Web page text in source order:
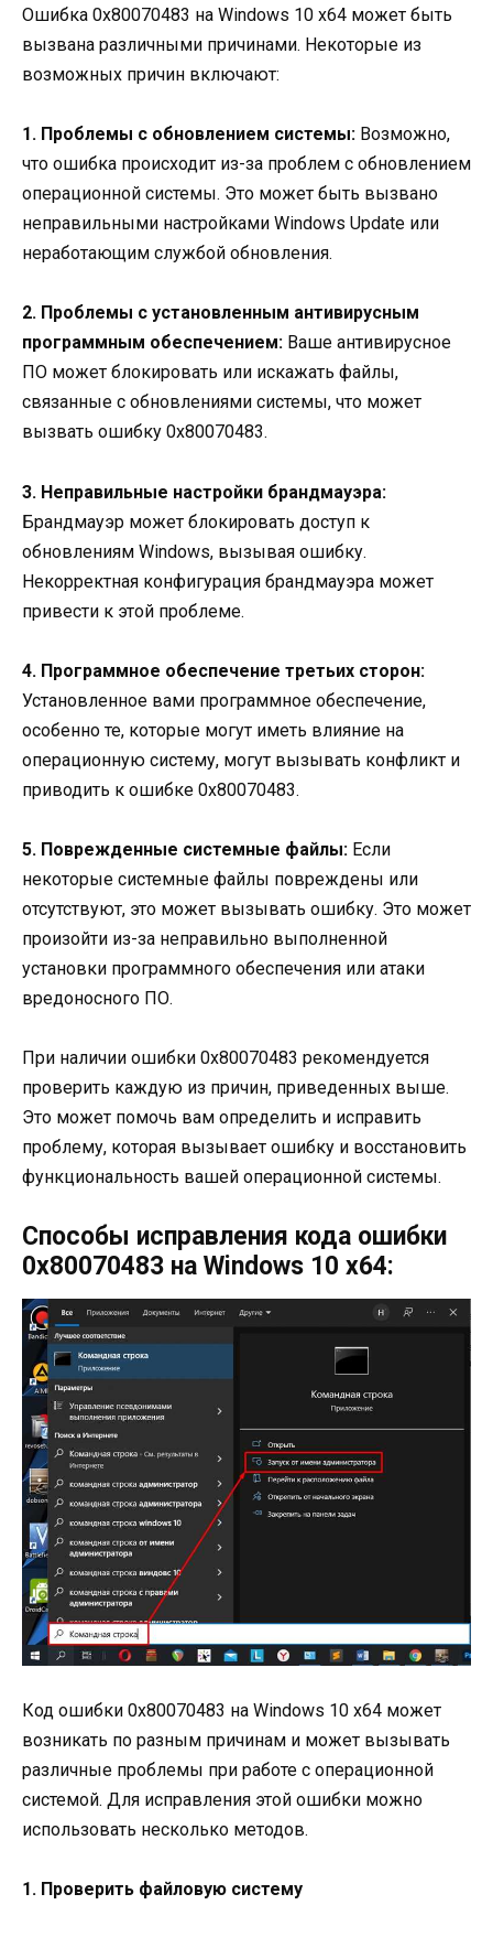
Ошибка 0x80070483 на Windows 10 x64 может быть
вызвана различными причинами. Некоторые из
возможных причин включают:
1. Проблемы с обновлением системы: Возможно,
что ошибка происходит из-за проблем с обновлением
операционной системы. Это может быть вызвано
неправильными настройками Windows Update или
неработающим службой обновления.
2. Проблемы с установленным антивирусным
программным обеспечением: Ваше антивирусное
ПО может блокировать или искажать файлы,
связанные с обновлениями системы, что может
вызвать ошибку 0x80070483.
3. Неправильные настройки брандмауэра:
Брандмауэр может блокировать доступ к
обновлениям Windows, вызывая ошибку.
Некорректная конфигурация брандмауэра может
привести к этой проблеме.
4. Программное обеспечение третьих сторон:
Установленное вами программное обеспечение,
особенно те, которые могут иметь влияние на
операционную систему, могут вызывать конфликт и
приводить к ошибке 0x80070483.
5. Поврежденные системные файлы: Если
некоторые системные файлы повреждены или
отсутствуют, это может вызывать ошибку. Это может
произойти из-за неправильно выполненной
установки программного обеспечения или атаки
вредоносного ПО.
При наличии ошибки 0x80070483 рекомендуется
проверить каждую из причин, приведенных выше.
Это может помочь вам определить и исправить
проблему, которая вызывает ошибку и восстановить
функциональность вашей операционной системы.
Способы исправления кода ошибки
0x80070483 на Windows 10 x64:
Код ошибки 0x80070483 на Windows 10 x64 может
возникать по разным причинам и может вызывать
различные проблемы при работе с операционной
системой. Для исправления этой ошибки можно
использовать несколько методов.
1. Проверить файловую систему